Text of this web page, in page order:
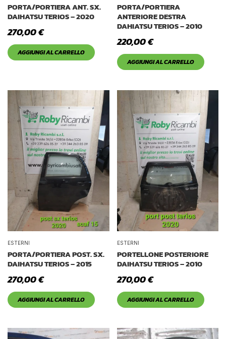
PORTA/PORTIERA ANT. SX.
DAIHATSU TERIOS – 2020
270,00€
AGGIUNGI AL CARRELLO
PORTA/PORTIERA
ANTERIORE DESTRA
DAHIATSU TERIOS – 2010
220,00€
AGGIUNGI AL CARRELLO
ESTERNI
PORTA/PORTIERA POST. SX.
DAIHATSU TERIOS – 2015
270,00€
AGGIUNGI AL CARRELLO
ESTERNI
PORTELLONE POSTERIORE
DAIHATSU TERIOS – 2010
270,00€
AGGIUNGI AL CARRELLO